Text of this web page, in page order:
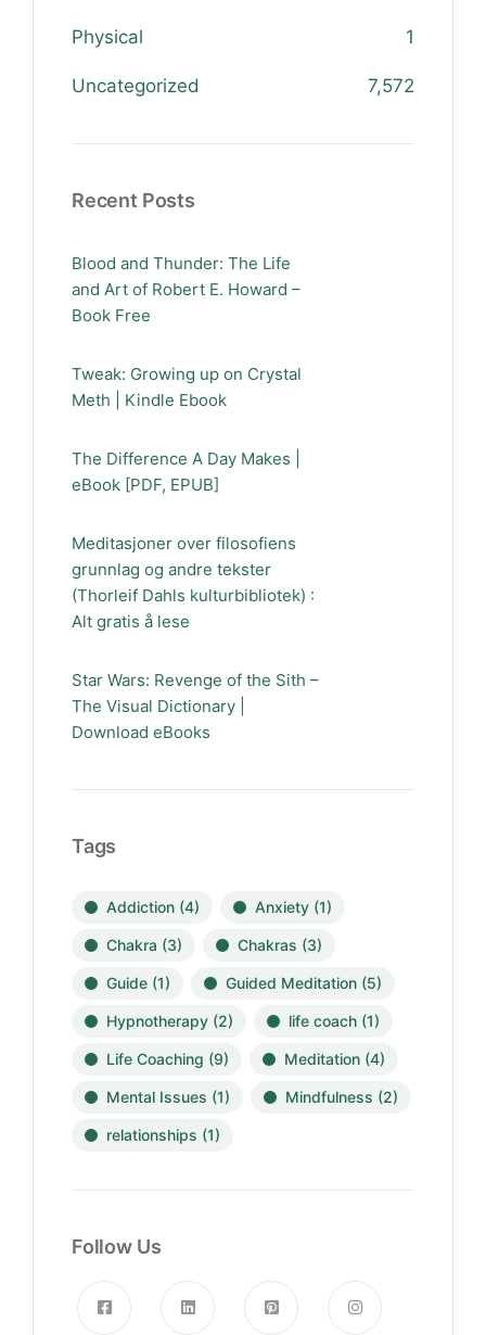
Physical 1
Uncategorized 7,572
Recent Posts
Blood and Thunder: The Life
and Art of Robert E. Howard –
Book Free
Tweak: Growing up on Crystal
Meth | Kindle Ebook
The Difference A Day Makes |
eBook [PDF, EPUB]
Meditasjoner over filosofiens
grunnlag og andre tekster
(Thorleif Dahls kulturbibliotek) :
Alt gratis å lese
Star Wars: Revenge of the Sith –
The Visual Dictionary |
Download eBooks
Tags
Addiction (4) Anxiety (1)
Chakra (3) Chakras (3)
Guide (1) Guided Meditation (5)
Hypnotherapy (2) life coach (1)
Life Coaching (9) Meditation (4)
Mental Issues (1) Mindfulness (2)
relationships (1)
Follow Us